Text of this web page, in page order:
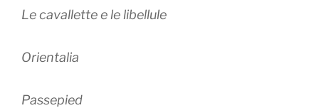
Le cavallette e le libellule
Orientalia
Passepied